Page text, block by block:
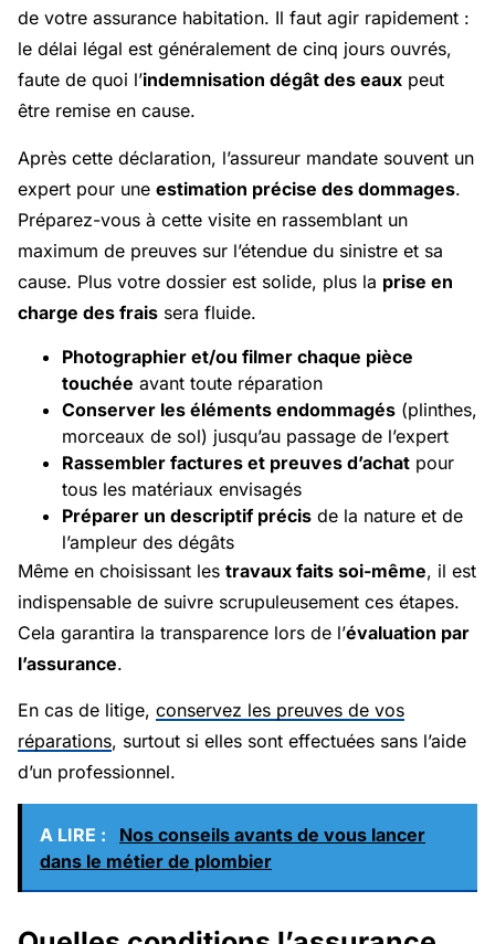
de votre assurance habitation. Il faut agir rapidement :
le délai légal est généralement de cinq jours ouvrés,
faute de quoi l’indemnisation dégât des eaux peut
être remise en cause.
Après cette déclaration, l’assureur mandate souvent un
expert pour une estimation précise des dommages.
Préparez-vous à cette visite en rassemblant un
maximum de preuves sur l’étendue du sinistre et sa
cause. Plus votre dossier est solide, plus la prise en
charge des frais sera fluide.
Photographier et/ou filmer chaque pièce
touchée avant toute réparation
Conserver les éléments endommagés (plinthes,
morceaux de sol) jusqu’au passage de l’expert
Rassembler factures et preuves d’achat pour
tous les matériaux envisagés
Préparer un descriptif précis de la nature et de
l’ampleur des dégâts
Même en choisissant les travaux faits soi-même, il est
indispensable de suivre scrupuleusement ces étapes.
Cela garantira la transparence lors de l’évaluation par
l’assurance.
En cas de litige, conservez les preuves de vos
réparations, surtout si elles sont effectuées sans l’aide
d’un professionnel.
A LIRE :
Nos conseils avants de vous lancer
dans le métier de plombier